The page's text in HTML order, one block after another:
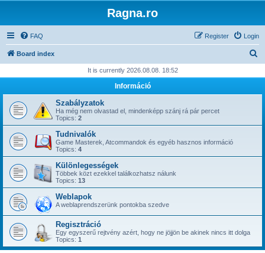
Ragna.ro
FAQ Login
Register
Board index
r
h
It is currently 2026.08.08. 18:52
Információ
Szabályzatok
Ha még nem olvastad el, mindenképp szánj rá pár percet
Topics: 2
Tudnivalók
Game Masterek, Atcommandok és egyéb hasznos információ
Topics: 4
Különlegességek
Többek közt ezekkel találkozhatsz nálunk
Topics: 13
Weblapok
A weblaprendszerünk pontokba szedve
Regisztráció
Egy egyszerű rejtvény azért, hogy ne jöjjön be akinek nincs itt dolga
Topics: 1